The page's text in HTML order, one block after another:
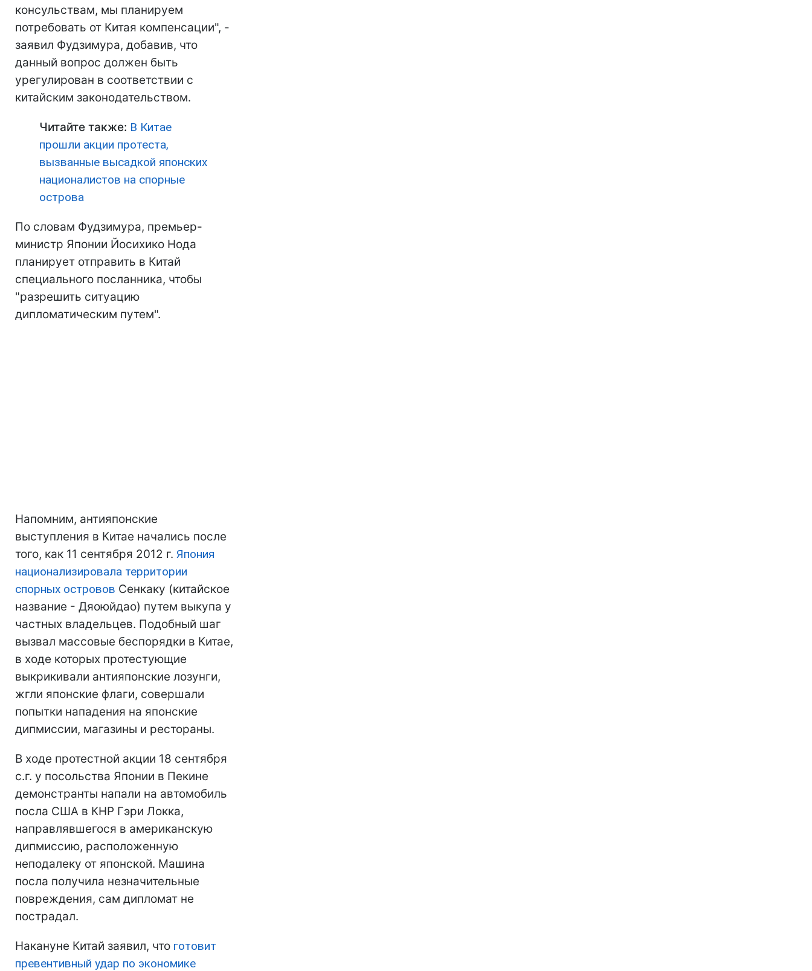
консульствам, мы планируем
потребовать от Китая компенсации", -
заявил Фудзимура, добавив, что
данный вопрос должен быть
урегулирован в соответствии с
китайским законодательством.
Читайте также: В Китае
прошли акции протеста,
вызванные высадкой японских
националистов на спорные
острова
По словам Фудзимура, премьер-
министр Японии Йосихико Нода
планирует отправить в Китай
специального посланника, чтобы
"разрешить ситуацию
дипломатическим путем".
Напомним, антияпонские
выступления в Китае начались после
того, как 11 сентября 2012 г. Япония
национализировала территории
спорных островов Сенкаку (китайское
название - Дяоюйдао) путем выкупа у
частных владельцев. Подобный шаг
вызвал массовые беспорядки в Китае,
в ходе которых протестующие
выкрикивали антияпонские лозунги,
жгли японские флаги, совершали
попытки нападения на японские
дипмиссии, магазины и рестораны.
В ходе протестной акции 18 сентября
с.г. у посольства Японии в Пекине
демонстранты напали на автомобиль
посла США в КНР Гэри Локка,
направлявшегося в американскую
дипмиссию, расположенную
неподалеку от японской. Машина
посла получила незначительные
повреждения, сам дипломат не
пострадал.
Накануне Китай заявил, что готовит
превентивный удар по экономике